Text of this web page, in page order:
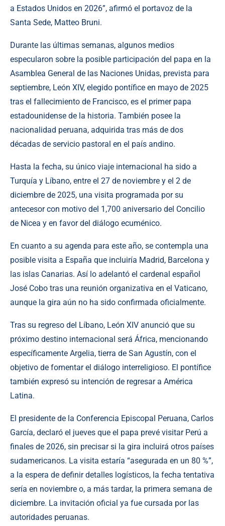
a Estados Unidos en 2026”, afirmó el portavoz de la
Santa Sede, Matteo Bruni.
Durante las últimas semanas, algunos medios
especularon sobre la posible participación del papa en la
Asamblea General de las Naciones Unidas, prevista para
septiembre, León XIV, elegido pontífice en mayo de 2025
tras el fallecimiento de Francisco, es el primer papa
estadounidense de la historia. También posee la
nacionalidad peruana, adquirida tras más de dos
décadas de servicio pastoral en el país andino.
Hasta la fecha, su único viaje internacional ha sido a
Turquía y Líbano, entre el 27 de noviembre y el 2 de
diciembre de 2025, una visita programada por su
antecesor con motivo del 1,700 aniversario del Concilio
de Nicea y en favor del diálogo ecuménico.
En cuanto a su agenda para este año, se contempla una
posible visita a España que incluiría Madrid, Barcelona y
las islas Canarias. Así lo adelantó el cardenal español
José Cobo tras una reunión organizativa en el Vaticano,
aunque la gira aún no ha sido confirmada oficialmente.
Tras su regreso del Líbano, León XIV anunció que su
próximo destino internacional será África, mencionando
específicamente Argelia, tierra de San Agustín, con el
objetivo de fomentar el diálogo interreligioso. El pontífice
también expresó su intención de regresar a América
Latina.
El presidente de la Conferencia Episcopal Peruana, Carlos
García, declaró el jueves que el papa prevé visitar Perú a
finales de 2026, sin precisar si la gira incluirá otros países
sudamericanos. La visita estaría “asegurada en un 80 %”,
a la espera de definir detalles logísticos, la fecha tentativa
sería en noviembre o, a más tardar, la primera semana de
diciembre. La invitación oficial ya fue cursada por las
autoridades peruanas.